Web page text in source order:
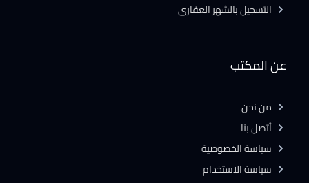
عن المكتب
من نحن
أتصل بنا
سياسة الخصوصية
سياسة الاستخدام
التسجيل بالشهر العقارى